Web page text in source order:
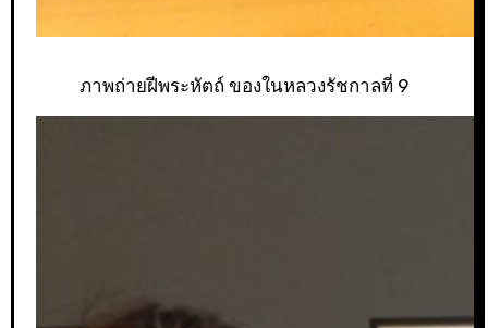
ภาพถ่ายฝีพระหัตถ์ ของในหลวงรัชกาลที่ 9